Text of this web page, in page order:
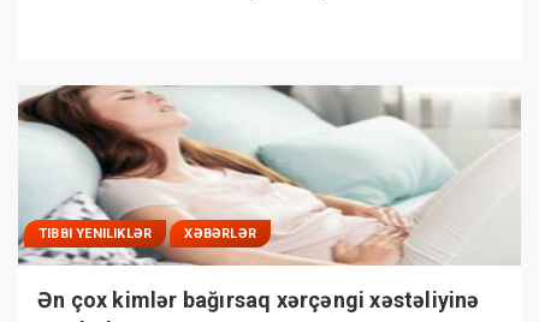
TIBBI YENILIKLƏR XƏBƏRLƏR
Ən çox kimlər bağırsaq xərçəngi xəstəliyinə